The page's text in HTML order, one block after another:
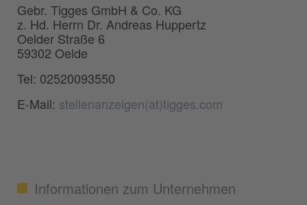
Gebr. Tigges GmbH & Co. KG
z. Hd. Herrn Dr. Andreas Huppertz
Oelder Straße 6
59302 Oelde
Tel: 02520093550
E-Mail: stellenanzeigen(at)tigges.com
Informationen zum Unternehmen